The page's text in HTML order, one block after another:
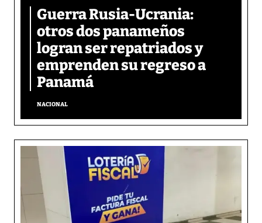
Guerra Rusia-Ucrania:
otros dos panameños
logran ser repatriados y
emprenden su regreso a
Panamá
NACIONAL